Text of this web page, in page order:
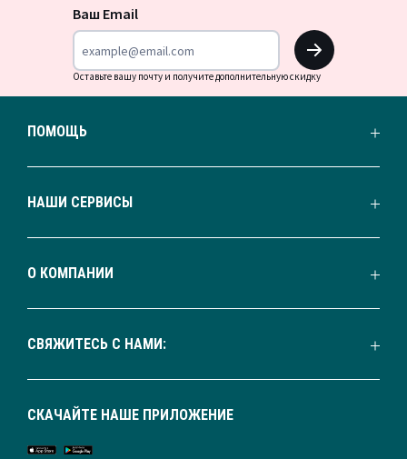
Ваш Email
OK
Оставьте вашу почту и получите дополнительную скидку
ПОМОЩЬ
НАШИ СЕРВИСЫ
О КОМПАНИИ
СВЯЖИТЕСЬ С НАМИ:
СКАЧАЙТЕ НАШЕ ПРИЛОЖЕНИЕ